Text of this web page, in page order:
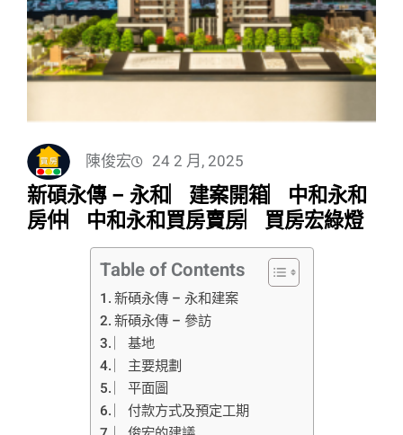
陳俊宏 24 2 月, 2025
新碩永傳 – 永和︳建案開箱︳中和永和
房仲︳中和永和買房賣房︳買房宏綠燈
Table of Contents
新碩永傳 – 永和建案
新碩永傳 – 參訪
︳基地
︳主要規劃
︳平面圖
︳付款方式及預定工期